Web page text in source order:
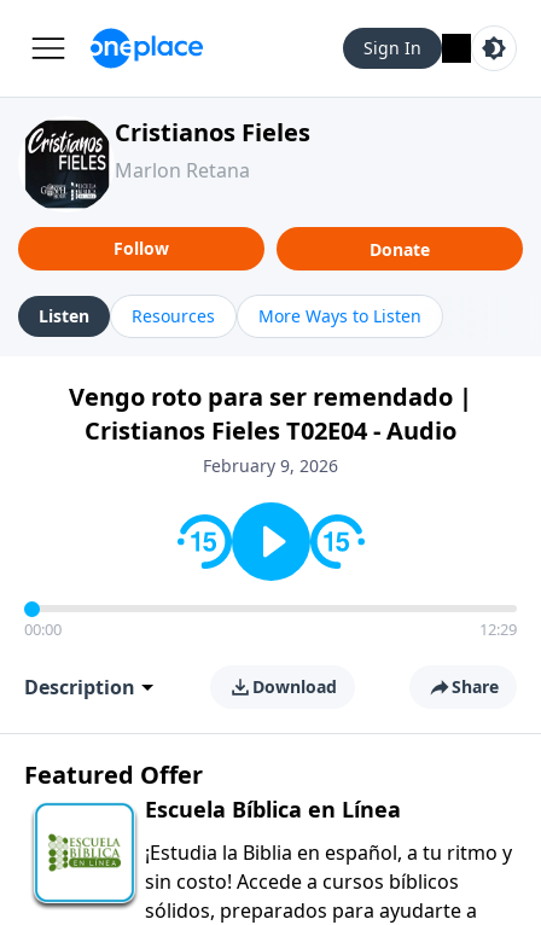
Sign In
Cristianos Fieles
Marlon Retana
Follow Donate
Listen Resources More Ways to Listen
Vengo roto para ser remendado |
Cristianos Fieles T02E04 - Audio
February 9, 2026
00:00 12:29
Description Download Share
Featured Offer
Escuela Bíblica en Línea
¡Estudia la Biblia en español, a tu ritmo y
sin costo! Accede a cursos bíblicos
sólidos, preparados para ayudarte a